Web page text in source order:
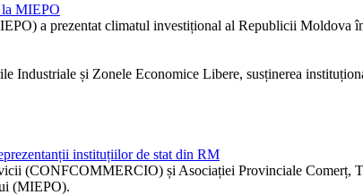
MIEPO
a prezentat climatul investițional al Republicii
și Zonele Economice Libere, susținerea
instituțiilor de stat din RM
(CONFCOMMERCIO) și Asociației Provinciale Comerț,
(MIEPO).